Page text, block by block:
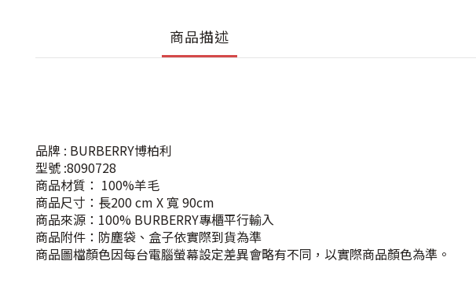
商品描述
品牌 : BURBERRY博柏利
型號 :8090728
商品材質： 100%羊毛
商品尺寸：長200 cm X 寬 90cm
商品來源：100% BURBERRY專櫃平行輸入
商品附件：防塵袋、盒子依實際到貨為準
商品圖檔顏色因每台電腦螢幕設定差異會略有不同，以實際商品顏色為準。